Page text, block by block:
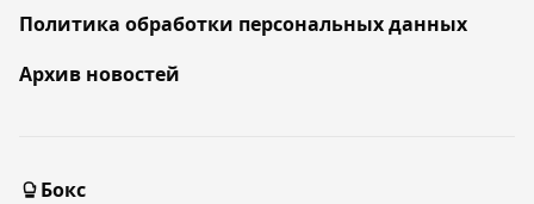
Политика обработки персональных данных
Архив новостей
Бокс